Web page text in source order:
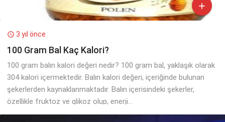

 3 yıl önce
100 Gram Bal Kaç Kalori?
100 gram balın kalori değeri nedir? 100 gram bal, yaklaşık olarak
304 kalori içermektedir. Balın kalori değeri, içeriğinde bulunan
şekerlerden kaynaklanmaktadır. Balın içerisindeki şekerler,
özellikle fruktoz ve glikoz olup, enerji...